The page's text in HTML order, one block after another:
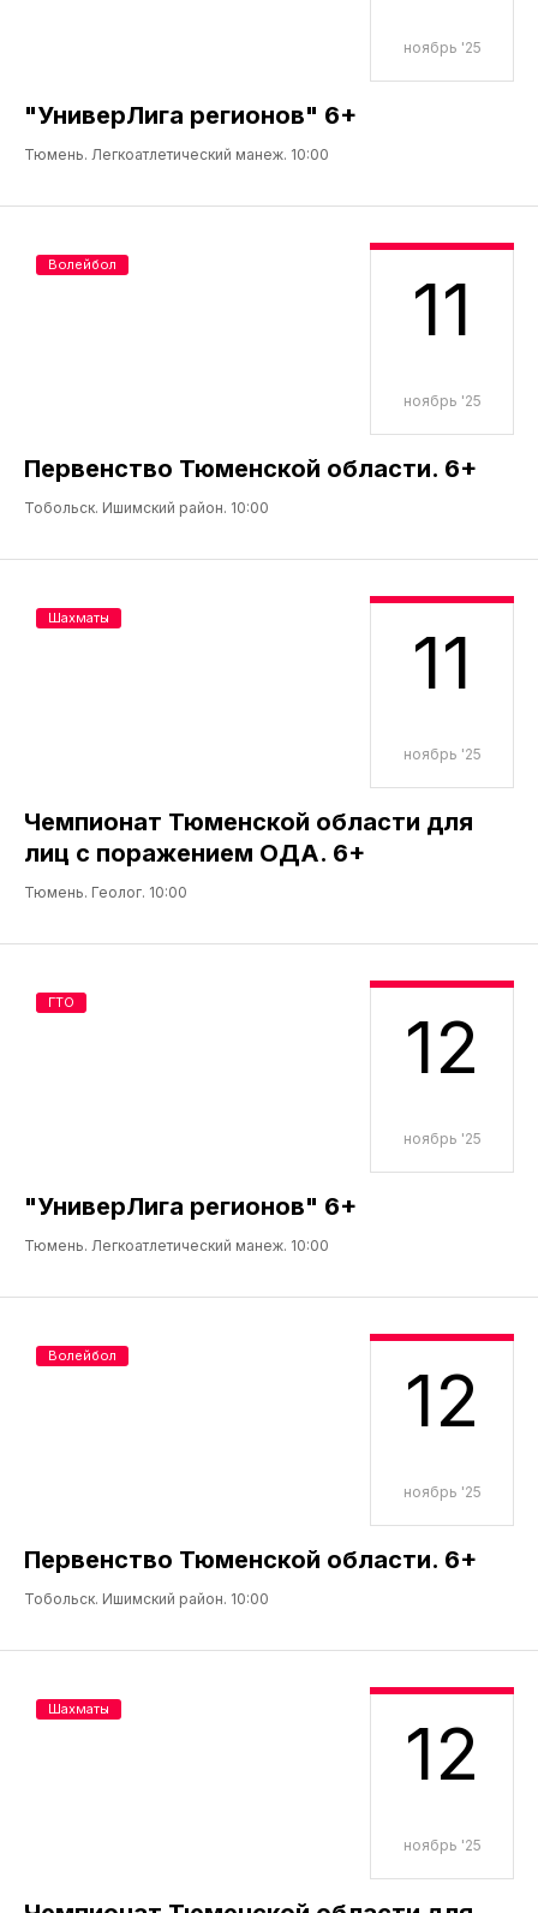
ноябрь '25
"УниверЛига регионов" 6+
Тюмень. Легкоатлетический манеж. 10:00
11
ноябрь '25
Первенство Тюменской области. 6+
Тобольск. Ишимский район. 10:00
Волейбол
11
ноябрь '25
Чемпионат Тюменской области для
лиц с поражением ОДА. 6+
Тюмень. Геолог. 10:00
Шахматы
12
ноябрь '25
"УниверЛига регионов" 6+
Тюмень. Легкоатлетический манеж. 10:00
ГТО
12
ноябрь '25
Первенство Тюменской области. 6+
Тобольск. Ишимский район. 10:00
Волейбол
12
ноябрь '25
Шахматы